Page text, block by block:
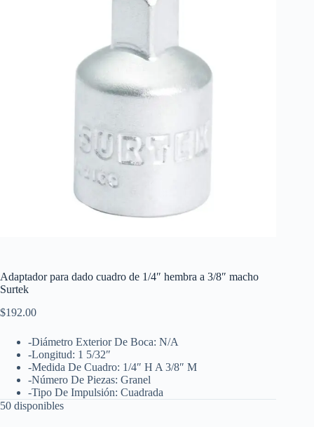
Adaptador para dado cuadro de 1/4″ hembra a 3/8″ macho
Surtek
$192.00
-Diámetro Exterior De Boca: N/A
-Longitud: 1 5/32″
-Medida De Cuadro: 1/4″ H A 3/8″ M
-Número De Piezas: Granel
-Tipo De Impulsión: Cuadrada
50 disponibles